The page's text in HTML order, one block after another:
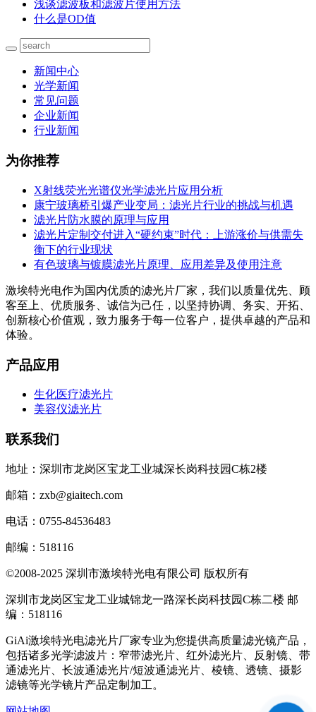
浅谈滤波板和滤波片使用方法
什么是OD值
新闻中心
光学新闻
常见问题
企业新闻
行业新闻
为你推荐
X射线荧光光谱仪光学滤光片应用分析
康宁玻璃桥引爆产业变局：滤光片行业的挑战与机遇
滤光片防水膜的原理与应用
滤光片定制交付进入“硬约束”时代：上游涨价与供需失
衡下的行业现状
有色玻璃与镀膜滤光片原理、应用差异及使用注意
激埃特光电作为国内优质的滤光片厂家，我们以质量优先、顾
客至上、优质服务、诚信为己任，以坚持协调、务实、开拓、
创新核心价值观，致力服务于每一位客户，提供卓越的产品和
体验。
产品应用
生化医疗滤光片
美容仪滤光片
联系我们
地址：深圳市龙岗区宝龙工业城深长岗科技园C栋2楼
邮箱：zxb@giaitech.com
电话：0755-84536483
邮编：518116
©2008-2025 深圳市激埃特光电有限公司 版权所有
深圳市龙岗区宝龙工业城锦龙一路深长岗科技园C栋二楼 邮
编：518116
GiAi激埃特光电滤光片厂家专业为您提供高质量滤光镜产品，
包括诸多光学滤波片：窄带滤光片、红外滤光片、反射镜、带
通滤光片、长波通滤光片/短波通滤光片、棱镜、透镜、摄影
滤镜等光学镜片产品定制加工。